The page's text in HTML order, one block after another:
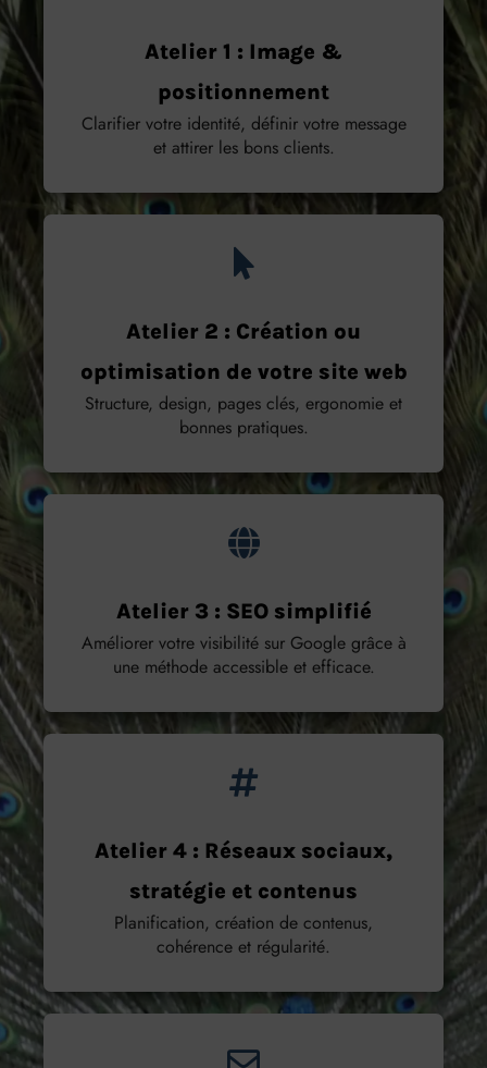
Atelier 1 : Image &
positionnement
Clarifier votre identité, définir votre message
et attirer les bons clients.
Atelier 2 : Création ou
optimisation de votre site web
Structure, design, pages clés, ergonomie et
bonnes pratiques.
Atelier 3 : SEO simplifié
Améliorer votre visibilité sur Google grâce à
une méthode accessible et efficace.
Atelier 4 : Réseaux sociaux,
stratégie et contenus
Planification, création de contenus,
cohérence et régularité.